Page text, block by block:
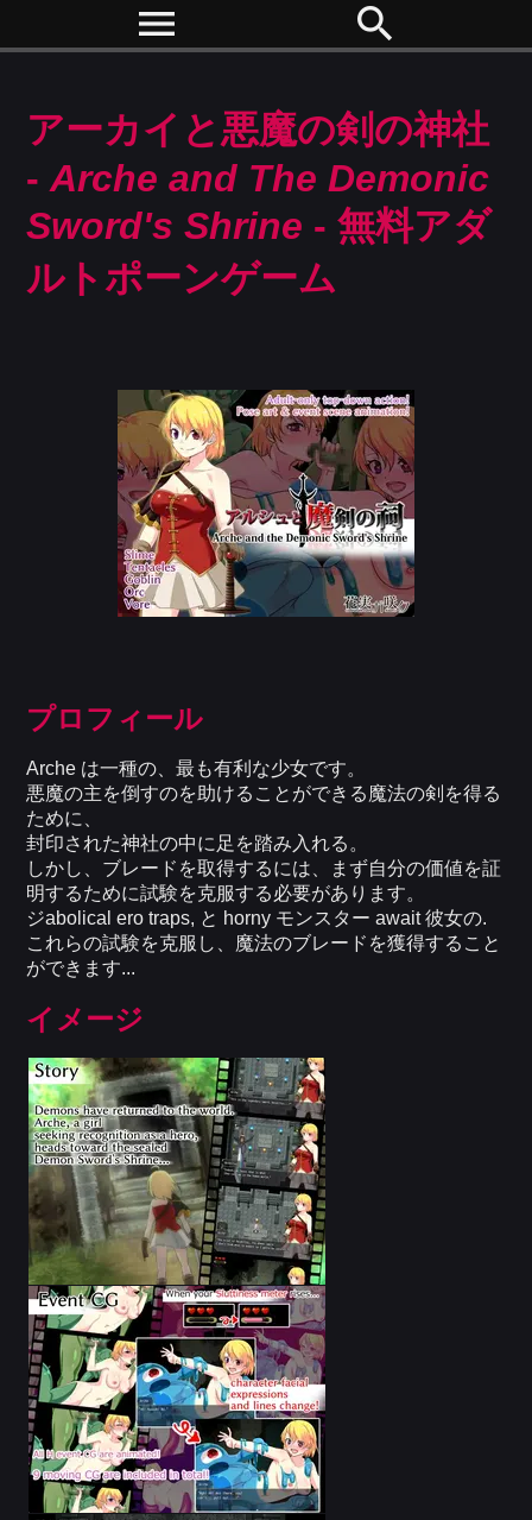
menu search
アーカイと悪魔の剣の神社
-Arche and The Demonic
Sword's Shrine - 無料アダ
ルトポーンゲーム
プロフィール
Arche は一種の、最も有利な少女です。
悪魔の主を倒すのを助けることができる魔法の剣を得る
ために、
封印された神社の中に足を踏み入れる。
しかし、ブレードを取得するには、まず自分の価値を証
明するために試験を克服する必要があります。
ジabolical ero traps, と horny モンスター await 彼女の.
これらの試験を克服し、魔法のブレードを獲得すること
ができます...
イメージ